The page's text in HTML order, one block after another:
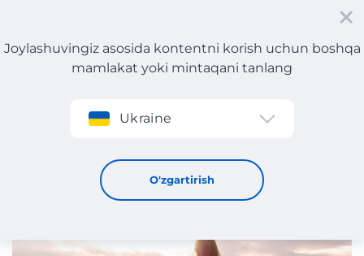
Roʻyxatdan oʻtish
Joylashuvingiz asosida kontentni korish uchun boshqa
mamlakat yoki mintaqani tanlang
Ukraine
O'zgartirish
Meest Shopping-dan uslublar bo'yicha qo'llanma! Kashta
tikilgan zamonaviy kiyimlar